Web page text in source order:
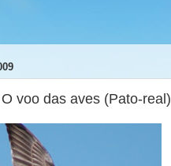
voo das aves (Pato-real)